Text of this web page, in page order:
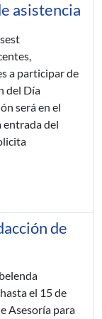
asistencia
a participar de
del Día
será en el
entrada del
de
el 15 de
Asesoría para